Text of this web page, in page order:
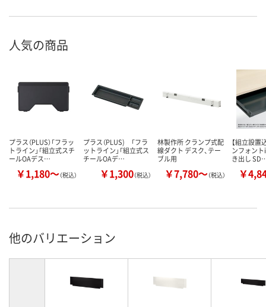
人気の商品
プラス（PLUS）「フラッ
トライン」「組立式スチ
ールOAデス…
￥1,180～（税込）
プラス（PLUS) 「フラ
ットライン」「組立式ス
チールOAデ…
￥1,300（税込）
林製作所 クランプ式配
線ダクト デスク、テー
ブル用
￥7,780～（税込）
【組立設置
ンフォン
き出し
￥
他のバリエーション